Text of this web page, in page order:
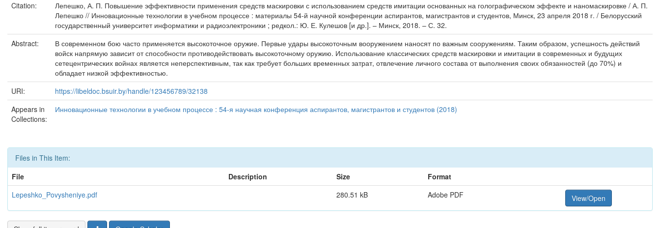
Citation:
Лепешко, А. П. Повышение эффективности применения средств маскировки с использованием средств имитации основанных на голографическом эффекте и наномаскировке / А. П.
Лепешко // Инновационные технологии в учебном процессе : материалы 54-й научной конференции аспирантов, магистрантов и студентов, Минск, 23 апреля 2018 г. / Белорусский
государственный университет информатики и радиоэлектроники ; редкол.: Ю. Е. Кулешов [и др.]. – Минск, 2018. – С. 32.
Abstract:
В современном бою часто применяется высокоточное оружие. Первые удары высокоточным вооружением наносят по важным сооружениям. Таким образом, успешность действий
войск напрямую зависит от способности противодействовать высокоточному оружию. Использование классических средств маскировки и имитации в современных и будущих
сетецентрических войнах является неперспективным, так как требует больших временных затрат, отвлечение личного состава от выполнения своих обязанностей (до 70%) и
обладает низкой эффективностью.
URI:
https://libeldoc.bsuir.by/handle/123456789/32138
Appears in
Collections:
Инновационные технологии в учебном процессе : 54-я научная конференция аспирантов, магистрантов и студентов (2018)
Files in This Item:
File
Description Size
Format
Lepeshko_Povysheniye.pdf
280.51 kB Adobe PDF View/Open